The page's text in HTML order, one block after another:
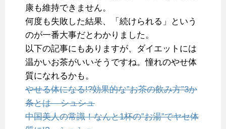
康も維持できません。
何度も失敗した結果、「続けられる」という
のが一番大事だとわかりました。
以下の記事にもありますが、ダイエットには
温かいお茶がいいそうですね。憧れのやせ体
質になれるかも。
やせる体になる!?効果的な”お茶の飲み方”3か
条とは – シュシュ
中国美人の常識！なんと1杯の”お湯”でヤセ体